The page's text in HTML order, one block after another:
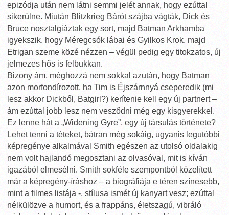
epizódja után nem látni semmi jelét annak, hogy ezúttal
sikerülne. Miután Blitzkrieg Bárót szájba vágták, Dick és
Bruce nosztalgiáztak egy sort, majd Batman Arkhamba
igyekszik, hogy Méregcsók lábai és Gyilkos Krok, majd
Etrigan szeme közé nézzen – végül pedig egy titokzatos, új
jelmezes hős is felbukkan.
Bizony ám, méghozzá nem sokkal azután, hogy Batman
azon morfondírozott, ha Tim is Éjszárnnyá cseperedik (mi
lesz akkor Dickből, Batgirl?) kerítenie kell egy új partnert –
ám ezúttal jobb lesz nem vesződni még egy kisgyerekkel.
Ez lenne hát a „Widening Gyre”, egy új társulás története?
Lehet tenni a téteket, bátran még sokáig, ugyanis legutóbbi
képregénye alkalmával Smith egészen az utolsó oldalakig
nem volt hajlandó megosztani az olvasóval, mit is kíván
igazából elmesélni. Smith sokféle szempontból közelített
már a képregény-íráshoz – a biográfiája e téren színesebb,
mint a filmes listája -, stílusa ismét új kanyart vesz; ezúttal
nélkülözve a humort, és a frappáns, életszagú, vibráló